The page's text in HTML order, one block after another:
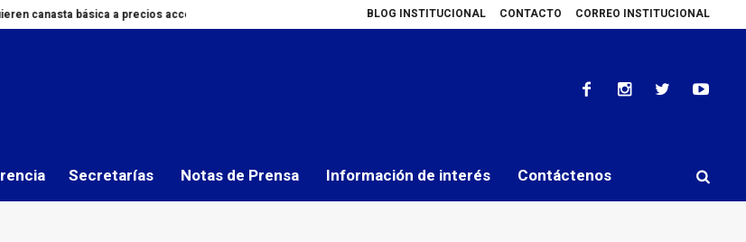
BLOG INSTITUCIONAL CONTACTO CORREO INSTITUCIONAL
a precios accesibles IMELCF participa en Tercer Encuentro Internacional de Auditores Forenses Reunión de seguimiento sobre
Secretarías Notas de Prensa Información de interés Contáctenos